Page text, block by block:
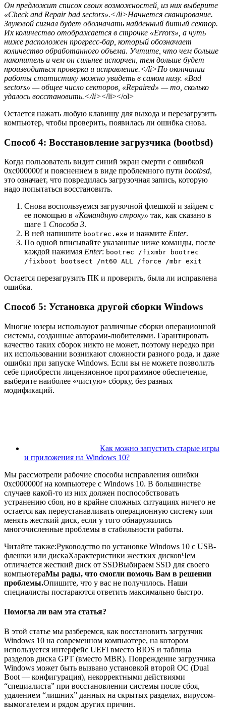
Он предложит список своих возможностей, из них выберите
«Check and Repair bad sectors».</li>Начнется сканирование.
Звуковой сигнал будет обозначать найденный битый сектор.
Их количество отображается в строчке «Errors» , а чуть
ниже расположен прогресс-бар, который обозначает
количество обработанного объема. Учтите, что чем больше
накопитель и чем он сильнее испорчен, тем дольше будет
производиться проверка и исправление.</li>По окончании
работы статистику можно увидеть в самом низу. «Bad
sectors» — общее число секторов, «Repaired» — то, сколько
удалось восстановить.</li></li></ol>
Остается нажать любую клавишу для выхода и перезагрузить
компьютер, чтобы проверить, появилась ли ошибка снова.
Способ 4: Восстановление загрузчика (bootbsd)
Когда пользователь видит синий экран смерти с ошибкой
0xc000000f и пояснением в виде проблемного пути bootbsd,
это означает, что повредилась загрузочная запись, которую
надо попытаться восстановить.
Снова воспользуемся загрузочной флешкой и зайдем с
ее помощью в «Командную строку» так, как сказано в
шаге 1 Способа 3.
В ней напишите bootrec.exe и нажмите Enter.
По одной вписывайте указанные ниже команды, после
каждой нажимая Enter: bootrec /fixmbr bootrec
/fixboot bootsect /nt60 ALL /force /mbr exit
Остается перезагрузить ПК и проверить, была ли исправлена
ошибка.
Способ 5: Установка другой сборки Windows
Многие юзеры используют различные сборки операционной
системы, созданные авторами-любителями. Гарантировать
качество таких сборок никто не может, поэтому нередко при
их использовании возникают сложности разного рода, и даже
ошибки при запуске Windows. Если вы не можете позволить
себе приобрести лицензионное программное обеспечение,
выберите наиболее «чистую» сборку, без разных
модификаций.
Как можно запустить старые игры
и приложения на Windows 10?
Мы рассмотрели рабочие способы исправления ошибки
0xc000000f на компьютере с Windows 10. В большинстве
случаев какой-то из них должен поспособствовать
устранению сбоя, но в крайне сложных ситуациях ничего не
остается как переустанавливать операционную систему или
менять жесткий диск, если у того обнаружились
многочисленные проблемы в стабильности работы.
Читайте также:Руководство по установке Windows 10 с USB-
флешки или дискаХарактеристики жестких дисковЧем
отличается жесткий диск от SSDВыбираем SSD для своего
компьютераМы рады, что смогли помочь Вам в решении
проблемы.Опишите, что у вас не получилось. Наши
специалисты постараются ответить максимально быстро.
Помогла ли вам эта статья?
В этой статье мы разберемся, как восстановить загрузчик
Windows 10 на современном компьютере, на котором
используется интерфейс UEFI вместо BIOS и таблица
разделов диска GPT (вместо MBR). Повреждение загрузчика
Windows может быть вызвано установкой второй ОС (Dual
Boot — конфигурация), некорректными действиями
“специалиста” при восстановлении системы после сбоя,
удалением “лишних” данных на скрытых разделах, вирусом-
вымогателем и рядом других причин.